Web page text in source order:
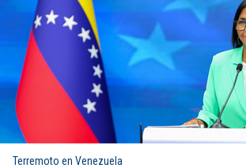
Terremoto en Venezuela